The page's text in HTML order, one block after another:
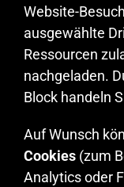
Website-
ausgewählte
Ressourcen
nachgeladen.
Block handeln
Auf Wunsch
Cookies (zum
Analytics oder